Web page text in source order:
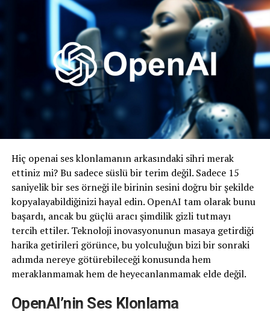
Hiç openai ses klonlamanın arkasındaki sihri merak
ettiniz mi? Bu sadece süslü bir terim değil. Sadece 15
saniyelik bir ses örneği ile birinin sesini doğru bir şekilde
kopyalayabildiğinizi hayal edin. OpenAI tam olarak bunu
başardı, ancak bu güçlü aracı şimdilik gizli tutmayı
tercih ettiler. Teknoloji inovasyonunun masaya getirdiği
harika getirileri görünce, bu yolculuğun bizi bir sonraki
adımda nereye götürebileceği konusunda hem
meraklanmamak hem de heyecanlanmamak elde değil.
OpenAI’nin Ses Klonlama